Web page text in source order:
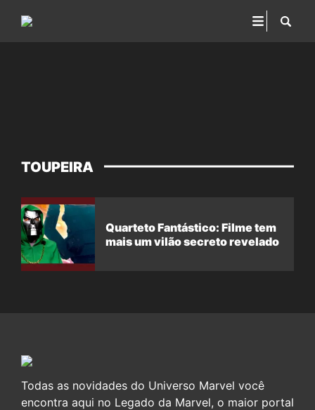
TOUPEIRA
Quarteto Fantástico: Filme tem
mais um vilão secreto revelado
Todas as novidades do Universo Marvel você
encontra aqui no Legado da Marvel, o maior portal